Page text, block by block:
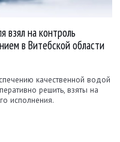
взял на контроль
в Витебской области
качественной водой
решить, взяты на
исполнения.